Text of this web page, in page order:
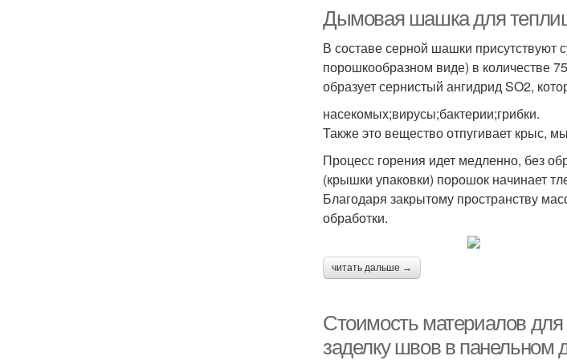
Дымовая шашка для
В составе серной шашки присутствуют
порошкообразном виде) в количестве
образует сернистый ангидрид SO2,
насекомых;вирусы;бактерии;грибки.
Также это вещество отпугивает крыс,
Процесс горения идет медленно, без
(крышки упаковки) порошок начинает
Благодаря закрытому пространству
обработки.
читать дальше →
Стоимость материалов для
заделку швов в панельном